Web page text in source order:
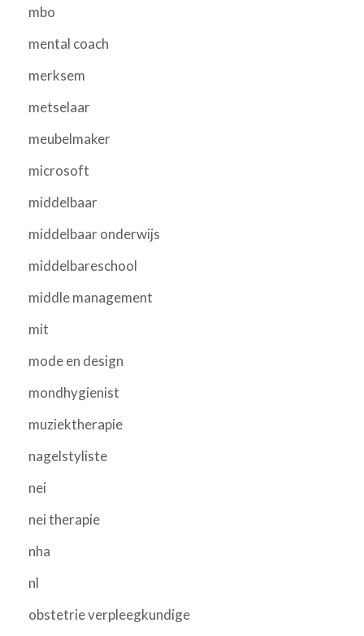
mbo
mental coach
merksem
metselaar
meubelmaker
microsoft
middelbaar
middelbaar onderwijs
middelbareschool
middle management
mit
mode en design
mondhygienist
muziektherapie
nagelstyliste
nei
nei therapie
nha
nl
obstetrie verpleegkundige